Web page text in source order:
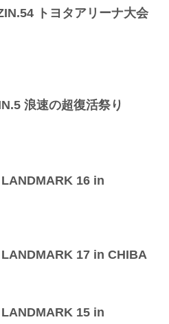
美容クリニック presents RIZIN.37
時間が前後することがありますので
承ください。
トヨタアリーナ大会
浪速の超復活祭り
LANDMARK 16 in
LANDMARK 17 in CHIBA
LANDMARK 15 in